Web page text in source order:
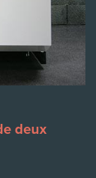
deux